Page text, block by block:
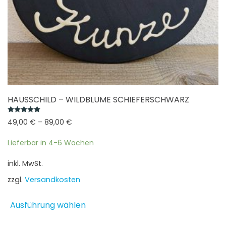
HAUSSCHILD – WILDBLUME SCHIEFERSCHWARZ
49,00 € – 89,00 €
Lieferbar in 4-6 Wochen
inkl. MwSt.
zzgl. Versandkosten
Ausführung wählen